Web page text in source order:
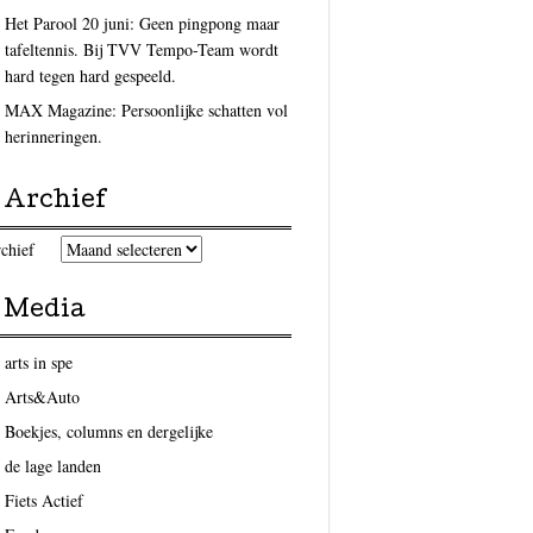
Het Parool 20 juni: Geen pingpong maar
tafeltennis. Bij TVV Tempo-Team wordt
hard tegen hard gespeeld.
MAX Magazine: Persoonlijke schatten vol
herinneringen.
Archief
Media
arts in spe
Arts&Auto
Boekjes, columns en dergelijke
de lage landen
Fiets Actief